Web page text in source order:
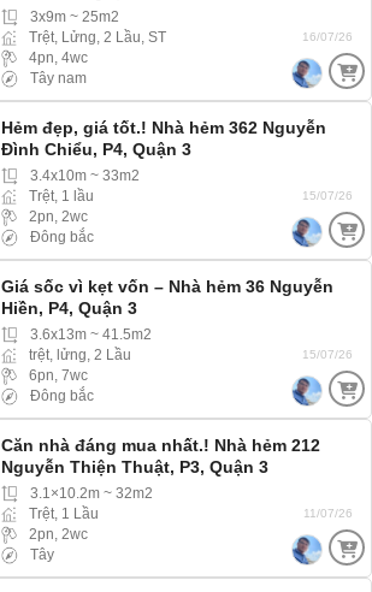
3x9m ~ 25m2
Trệt, Lửng, 2 Lầu, ST
4pn, 4wc
Tây nam
16/07/26
Hẻm đẹp, giá tốt.! Nhà hẻm 362 Nguyễn
Đình Chiểu, P4, Quận 3
3.4x10m ~ 33m2
Trệt, 1 lầu
2pn, 2wc
Đông bắc
15/07/26
Giá sốc vì kẹt vốn – Nhà hẻm 36 Nguyễn
Hiền, P4, Quận 3
3.6x13m ~ 41.5m2
trệt, lửng, 2 Lầu
6pn, 7wc
Đông bắc
15/07/26
Căn nhà đáng mua nhất.! Nhà hẻm 212
Nguyễn Thiện Thuật, P3, Quận 3
3.1×10.2m ~ 32m2
Trệt, 1 Lầu
2pn, 2wc
Tây
11/07/26